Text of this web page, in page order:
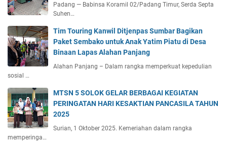
Padang — Babinsa Koramil 02/Padang Timur, Serda Septa
Suhen…
Tim Touring Kanwil Ditjenpas Sumbar Bagikan
Paket Sembako untuk Anak Yatim Piatu di Desa
Binaan Lapas Alahan Panjang
Alahan Panjang – Dalam rangka memperkuat kepedulian
sosial …
MTSN 5 SOLOK GELAR BERBAGAI KEGIATAN
PERINGATAN HARI KESAKTIAN PANCASILA TAHUN
2025
Surian, 1 Oktober 2025. Kemeriahan dalam rangka
memperinga…